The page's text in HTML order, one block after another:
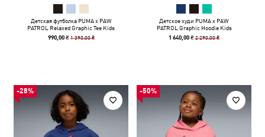
Детская футболка PUMA x PAW
PATROL Relaxed Graphic Tee Kids
990,00 ₴ 1 390,00 ₴
Детское худи PUMA x PAW
PATROL Graphic Hoodie Kids
1 640,00 ₴2 290,00 ₴
-28% -50%